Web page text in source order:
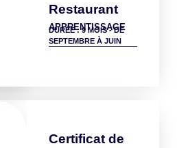
Restaurant
APPRENTISSAGE
DURÉE : 9 MOIS - DE
SEPTEMBRE À JUIN
Certificat de